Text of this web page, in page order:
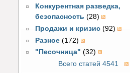
Конкурентная разведка,
безопасность (28)
Продажи и кризис (92)
Разное (172)
"Песочница" (32)
Всего статей 4541